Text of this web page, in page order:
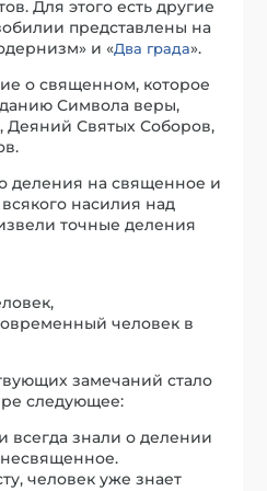
Для этого есть другие
представлены на
и «Два града».
о священном, которое
Символа веры,
Деяний Святых Соборов,
деления на священное и
насилия над
точные деления
человек в
замечаний стало
следующее:
всегда знали о делении
человек уже знает